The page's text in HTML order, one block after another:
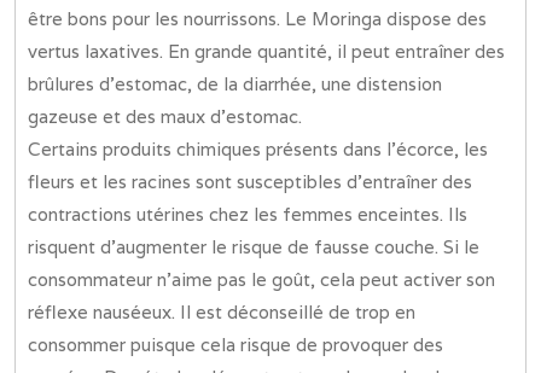
être bons pour les nourrissons. Le Moringa dispose des
vertus laxatives. En grande quantité, il peut entraîner des
brûlures d’estomac, de la diarrhée, une distension
gazeuse et des maux d’estomac.
Certains produits chimiques présents dans l’écorce, les
fleurs et les racines sont susceptibles d’entraîner des
contractions utérines chez les femmes enceintes. Ils
risquent d’augmenter le risque de fausse couche. Si le
consommateur n’aime pas le goût, cela peut activer son
réflexe nauséeux. Il est déconseillé de trop en
consommer puisque cela risque de provoquer des